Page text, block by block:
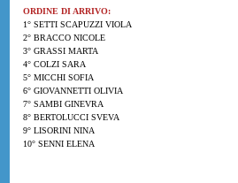
ORDINE DI ARRIVO:
1° SETTI SCAPUZZI VIOLA
2° BRACCO NICOLE
3° GRASSI MARTA
4° COLZI SARA
5° MICCHI SOFIA
6° GIOVANNETTI OLIVIA
7° SAMBI GINEVRA
8° BERTOLUCCI SVEVA
9° LISORINI NINA
10° SENNI ELENA